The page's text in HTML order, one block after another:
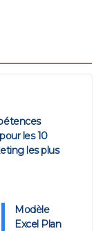
les 10
les plus
Modèle
Excel Plan